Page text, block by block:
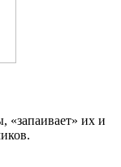
«запаивает» их и